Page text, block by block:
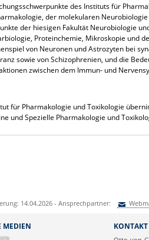
des Instituts für
der molekularen
der hiesigen Fakultät Neurobiologie
Proteinchemie, Mikroskopie und
von Neuronen und Astrozyten bei
sowie von Schizophrenien, und die
zwischen dem Immun- und
für Pharmakologie und Toxikologie
und Spezielle Pharmakologie und
14.04.2026 - Ansprechpartner:
MEDIEN KONTAKT